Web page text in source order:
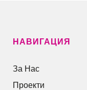
НАВИГАЦИЯ
За Нас
Проекти